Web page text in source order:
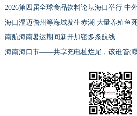
2026第四届全球食品饮料论坛海口举行 中
海口澄迈儋州等海域发生赤潮 大量养殖鱼
南航海南暑运期间新开加密多条航线
海南海口市——共享充电桩烂尾，该谁管(